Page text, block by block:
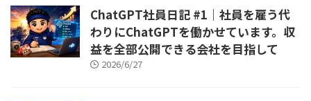
ChatGPT社員日記 #1｜社員を雇う代
わりにChatGPTを働かせています。収
益を全部公開できる会社を目指して
2026/6/27